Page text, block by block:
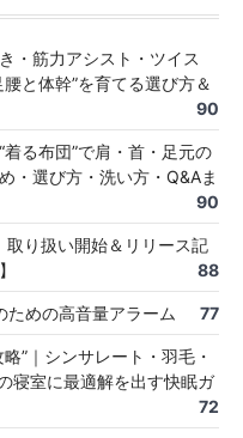
・筋力アシスト・ツイス
と体幹”を育てる選び方＆
90
る布団”で肩・首・足元の
・選び方・洗い方・Q&Aま
90
り扱い開始＆リリース記
88
めの高音量アラーム 77
”｜シンサレート・羽毛・
寝室に最適解を出す快眠ガ
72